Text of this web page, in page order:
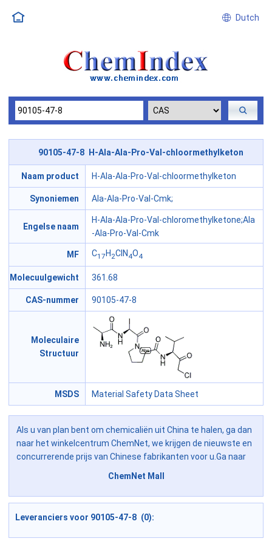
Dutch
90105-47-8 H-Ala-Ala-Pro-Val-chloormethylketon
Naam product H-Ala-Ala-Pro-Val-chloormethylketon
Synoniemen Ala-Ala-Pro-Val-Cmk;
Engelse naam
H-Ala-Ala-Pro-Val-chloromethylketone;Ala
-Ala-Pro-Val-Cmk
MF C17 H 2ClN 4O4
Molecuulgewicht 361.68
CAS-nummer 90105-47-8
Moleculaire
Structuur
MSDS Material Safety Data Sheet
Als u van plan bent om chemicaliën uit China te halen, ga dan
naar het winkelcentrum ChemNet, we krijgen de nieuwste en
concurrerende prijs van Chinese fabrikanten voor u.Ga naar
ChemNet Mall
Leveranciers voor 90105-47-8 (0):